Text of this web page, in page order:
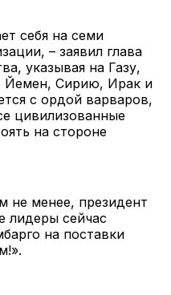
себя на семи
– заявил глава
указывая на Газу,
Сирию, Ирак и
с ордой варваров,
цивилизованные
на стороне
не менее, президент
лидеры сейчас
на поставки